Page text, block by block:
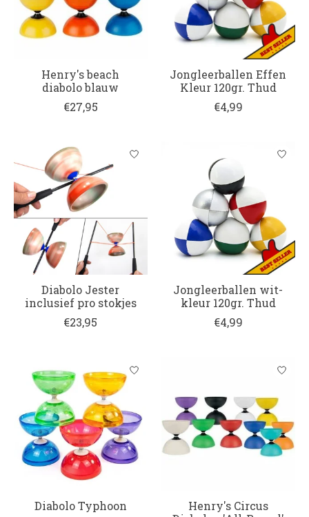
Henry's beach
diabolo blauw
€27,95
Jongleerballen Effen
Kleur 120gr. Thud
€4,99
Diabolo Jester
inclusief pro stokjes
€23,95
Jongleerballen wit-
kleur 120gr. Thud
€4,99
Diabolo Typhoon
Henry's Circus